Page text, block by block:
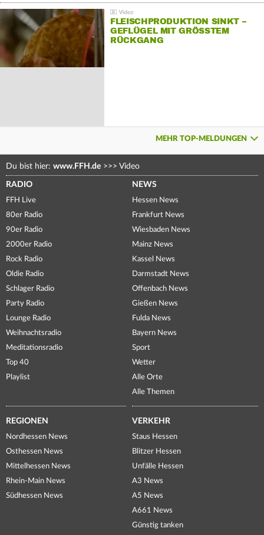
FLEISCHPRODUKTION SINKT –
GEFLÜGEL MIT GRÖSSTEM R
ÜCKGANG
MEHR TOP-MELDUNGEN
Du bist hier: www.FFH.de >>> Video
RADIO
FFH Live
80er Radio
90er Radio
2000er Radio
Rock Radio
Oldie Radio
Schlager Radio
Party Radio
Lounge Radio
Weihnachtsradio
Meditationsradio
Top 40
Playlist
NEWS
Hessen News
Frankfurt News
Wiesbaden News
Mainz News
Kassel News
Darmstadt News
Offenbach News
Gießen News
Fulda News
Bayern News
Sport
Wetter
Alle Orte
Alle Themen
REGIONEN
Nordhessen News
Osthessen News
Mittelhessen News
Rhein-Main News
Südhessen News
VERKEHR
Staus Hessen
Blitzer Hessen
Unfälle Hessen
A3 News
A5 News
A661 News
Günstig tanken